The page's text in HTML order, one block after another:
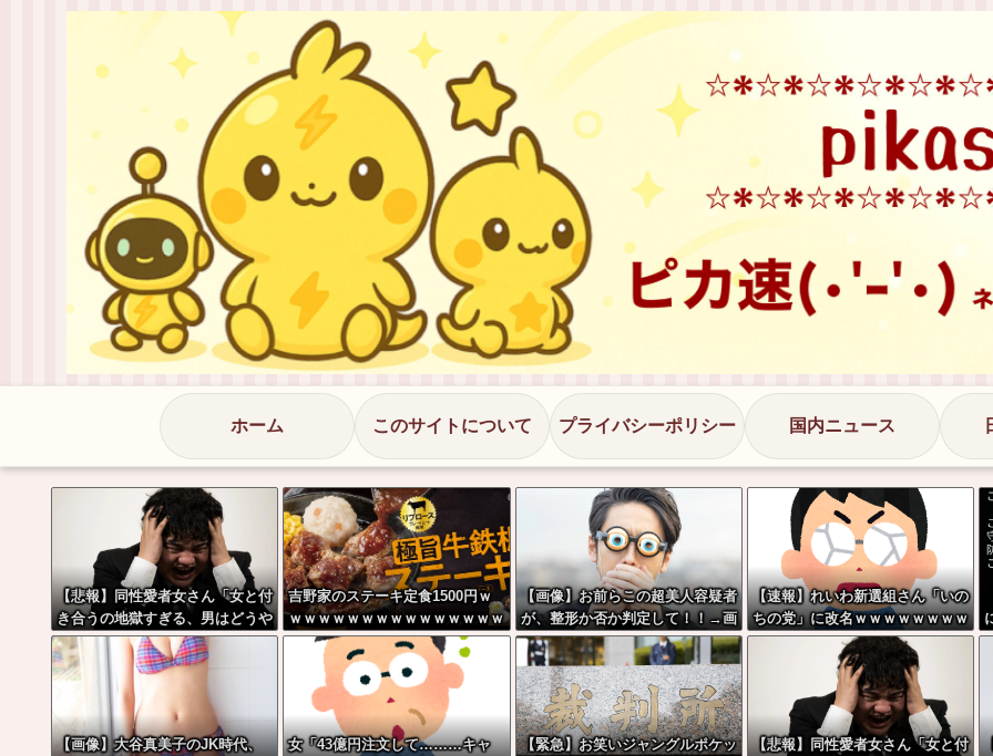
ホーム このサイトについて プライバシーポリシー 国内ニュース
【悲報】同性愛者女さん「女と付
き合うの地獄すぎる、男はどうや
って耐えてんの？」←コレは同意
せざるおえないと話題に
吉野家のステーキ定食1500円ｗ
ｗｗｗｗｗｗｗｗｗｗｗｗｗｗｗ
ｗｗｗ
【画像】お前らこの超美人容疑者
が、整形か否か判定して！！→画
像がこちらw w w w w w w w w
w
【速報】れいわ新選組さん「いの
ちの党」に改名ｗｗｗｗｗｗｗｗ
【画像】大谷真美子のJK時代、
女「43億円注文して………キャ
【緊急】お笑いジャングルポケッ
【悲報】同性愛者女さん「女と付